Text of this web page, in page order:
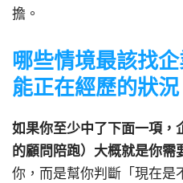
擔。
哪些情境最該找
能正在經歷的狀況
如果你至少中了下面一項，
的顧問陪跑）大概就是你需
你，而是幫你判斷「現在是